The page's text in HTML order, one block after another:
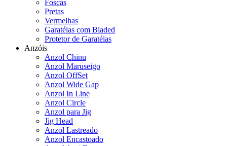
Foscas
Pretas
Vermelhas
Garatéias com Bladed
Protetor de Garatéias
Anzóis
Anzol Chinu
Anzol Maruseigo
Anzol OffSet
Anzol Wide Gap
Anzol In Line
Anzol Circle
Anzol para Jig
Jig Head
Anzol Lastreado
Anzol Encastoado